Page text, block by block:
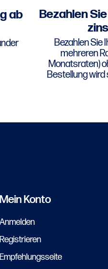
ab
Bezahlen
Bezahlen Sie
mehreren
Monatsraten)
Bestellung
Mein Konto
Anmelden
Registrieren
Empfehlungsseite